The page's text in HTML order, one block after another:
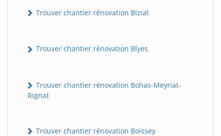
Trouver chantier rénovation Biziat
Trouver chantier rénovation Blyes
Trouver chantier rénovation Bohas-Meyriat-
Rignat
Trouver chantier rénovation Boissey